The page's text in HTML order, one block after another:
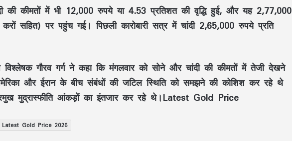
की कीमतों में भी 12,000 रुपये या 4.53 प्रतिशत की वृद्धि हुई, और यह 2,77,000
सहित) पर पहुंच गई। पिछली कारोबारी सत्र में चांदी 2,65,000 रुपये प्रति
गौरव गर्ग ने कहा कि मंगलवार को सोने और चांदी की कीमतों में तेजी देखने
और ईरान के बीच संबंधों की जटिल स्थिति को समझने की कोशिश कर रहे थे
मुद्रास्फीति आंकड़ों का इंतजार कर रहे थे।Latest Gold Price
Latest Gold Price 2026
FD Rates- इन 5 सरकारी बैंकों ने किया FD के
ब्याज दरों में बदलाव